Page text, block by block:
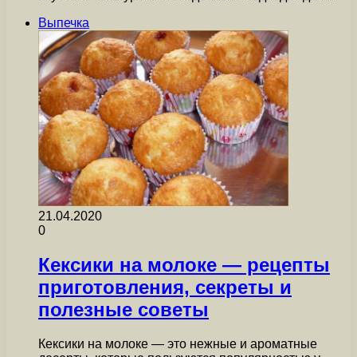
Выпечка
21.04.2020
0
Кексики на молоке — рецепты
приготовления, секреты и
полезные советы
Кексики на молоке — это нежные и ароматные